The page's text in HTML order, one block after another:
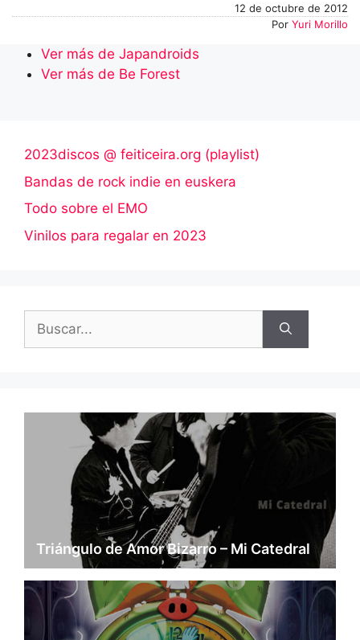
12 de octubre de 2012
Por Yuri Morillo
Ver más de Japandroids
Ver más de Be Forest
2023discos @ feiticeira.org (playlist)
Bandas de rock indie en euskera
Todo sobre el EMO
Vinilos para regalar en 2023
Triángulo de Amor Bizarro – Mi Catedral